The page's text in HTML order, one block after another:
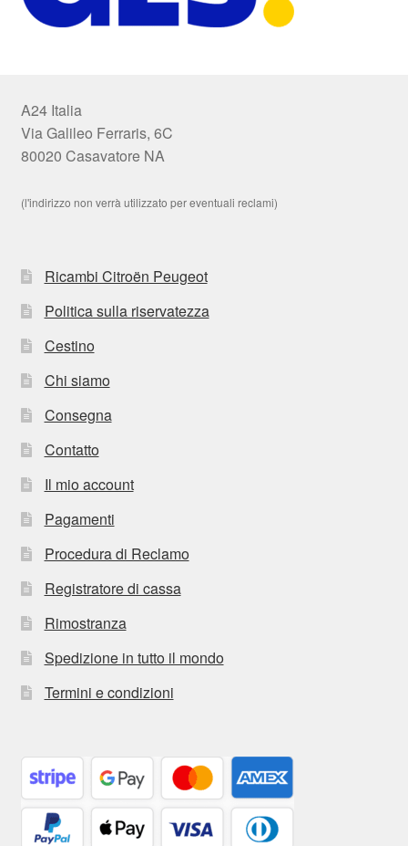
A24 Italia
Via Galileo Ferraris, 6C
80020 Casavatore NA
(l'indirizzo non verrà utilizzato per eventuali reclami)
Ricambi Citroën Peugeot
Politica sulla riservatezza
Cestino
Chi siamo
Consegna
Contatto
Il mio account
Pagamenti
Procedura di Reclamo
Registratore di cassa
Rimostranza
Spedizione in tutto il mondo
Termini e condizioni